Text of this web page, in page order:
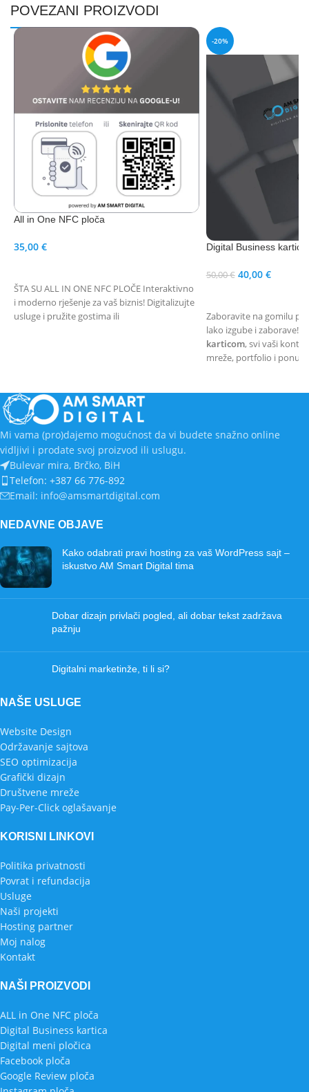
POVEZANI PROIZVODI
All in One NFC ploča
35,00 €
ŠTA SU ALL IN ONE NFC PLOČE Interaktivno
i moderno rješenje za vaš biznis! Digitalizujte
usluge i pružite gostima ili
-20%
Digital Business kartica
50,00€ 40,00 €
Zaboravite na gomilu
lako izgube i zaborave!
karticom, svi vaši
mreže, portfolio i
Mi vama (pro)dajemo mogućnost da vi budete snažno online
vidljivi i prodate svoj proizvod ili uslugu.
Bulevar mira, Brčko, BiH
Telefon: +387 66 776-892
Email: info@amsmartdigital.com
NEDAVNE OBJAVE
Kako odabrati pravi hosting za vaš WordPress sajt –
iskustvo AM Smart Digital tima
Dobar dizajn privlači pogled, ali dobar tekst zadržava
pažnju
Digitalni marketinže, ti li si?
NAŠE USLUGE
Website Design
Održavanje sajtova
SEO optimizacija
Grafički dizajn
Društvene mreže
Pay-Per-Click oglašavanje
KORISNI LINKOVI
Politika privatnosti
Povrat i refundacija
Usluge
Naši projekti
Hosting partner
Moj nalog
Kontakt
NAŠI PROIZVODI
ALL in One NFC ploča
Digital Business kartica
Digital meni pločica
Facebook ploča
Google Review ploča